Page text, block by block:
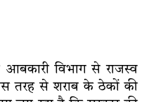
आबकारी विभाग से राजस्व
तरह से शराब के ठेकों की